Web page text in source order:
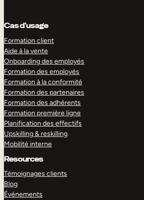
Cas d’usage
Formation client
Aide à la vente
Onboarding des employés
Formation des employés
Formation à la conformité
Formation des partenaires
Formation des adhérents
Formation première ligne
Planification des effectifs
Upskilling & reskilling
Mobilité interne
Resources
Témoignages clients
Blog
Événements